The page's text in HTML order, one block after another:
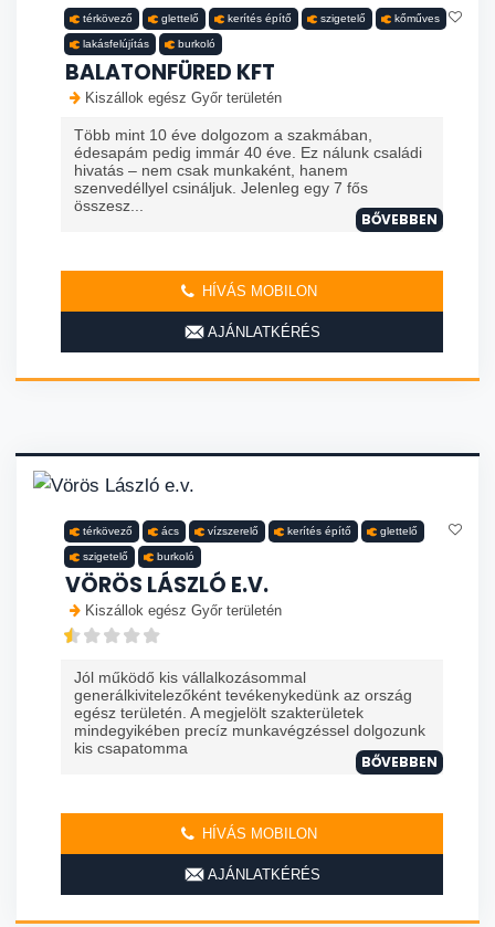
térkövező glettelő kerítés építő szigetelő kőműves
lakásfelújítás burkoló
BALATONFÜRED KFT
Kiszállok egész Győr területén
Több mint 10 éve dolgozom a szakmában,
édesapám pedig immár 40 éve. Ez nálunk családi
hivatás – nem csak munkaként, hanem
szenvedéllyel csináljuk. Jelenleg egy 7 fős
összesz...
BŐVEBBEN
HÍVÁS MOBILON
AJÁNLATKÉRÉS
térkövező ács vízszerelő kerítés építő glettelő
szigetelő burkoló
VÖRÖS LÁSZLÓ E.V.
Kiszállok egész Győr területén
Jól működő kis vállalkozásommal
generálkivitelezőként tevékenykedünk az ország
egész területén. A megjelölt szakterületek
mindegyikében precíz munkavégzéssel dolgozunk
kis csapatomma
BŐVEBBEN
HÍVÁS MOBILON
AJÁNLATKÉRÉS